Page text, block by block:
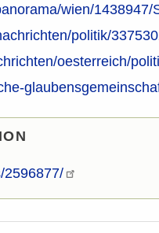
wien/
politik/
oesterreich/
2596877/